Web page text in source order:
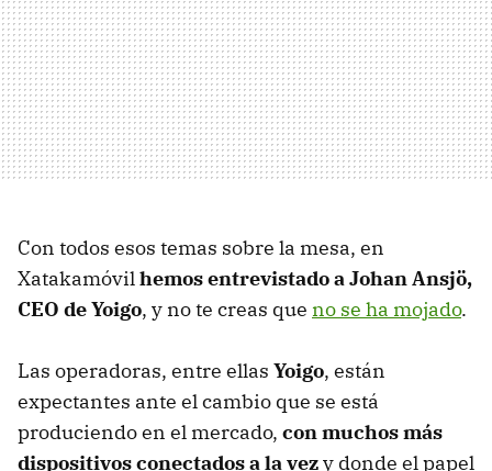
Con todos esos temas sobre la mesa, en
Xatakamóvilhemos entrevistado a Johan Ansjö,
CEO de Yoigo, y no te creas que no se ha mojado.
Las operadoras, entre ellas Yoigo, están
expectantes ante el cambio que se está
produciendo en el mercado, con muchos más
dispositivos conectados a la vezy donde el papel